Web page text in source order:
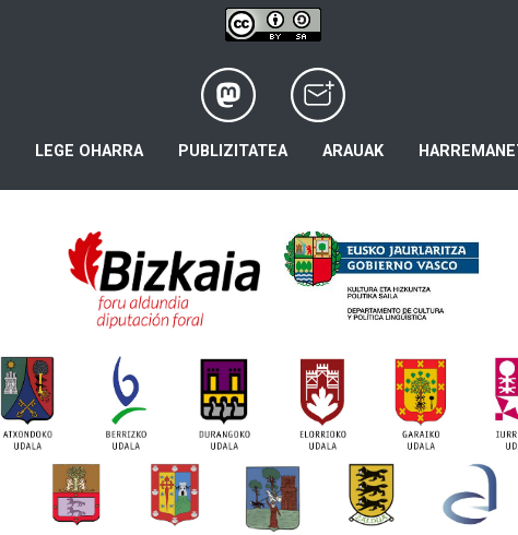
LEGE OHARRA PUBLIZITATEA ARAUAK